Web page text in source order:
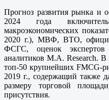
Прогноз развития рынка и
2024 года
макроэкономических
2020 г.), МВФ, ВТО,
ФСГС, оценок
аналитиков M.A. Research.
топ-50 крупнейших FMCG-
2019 г., содержащий также
размеру торговой
присутствия.